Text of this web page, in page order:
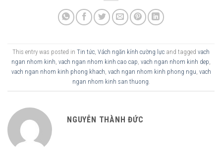
This entry was posted in Tin tức, Vách ngăn kính cường lực and tagged vach
ngan nhom kinh, vach ngan nhom kinh cao cap, vach ngan nhom kinh dep,
vach ngan nhom kinh phong khach, vach ngan nhom kinh phong ngu, vach
ngan nhom kinh san thuong.
NGUYỄN THÀNH ĐỨC